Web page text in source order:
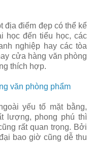
địa điểm đẹp có thể kể
học đến tiểu học, các
nghiệp hay các tòa
cửa hàng văn phòng
thích hợp.
văn phòng phẩm
yếu tố mặt bằng,
lượng, phong phú thì
rất quan trọng. Bởi
bao giờ cũng dễ thu